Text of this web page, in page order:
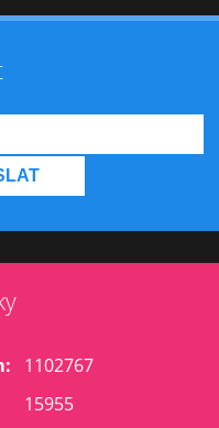
1102767
15955